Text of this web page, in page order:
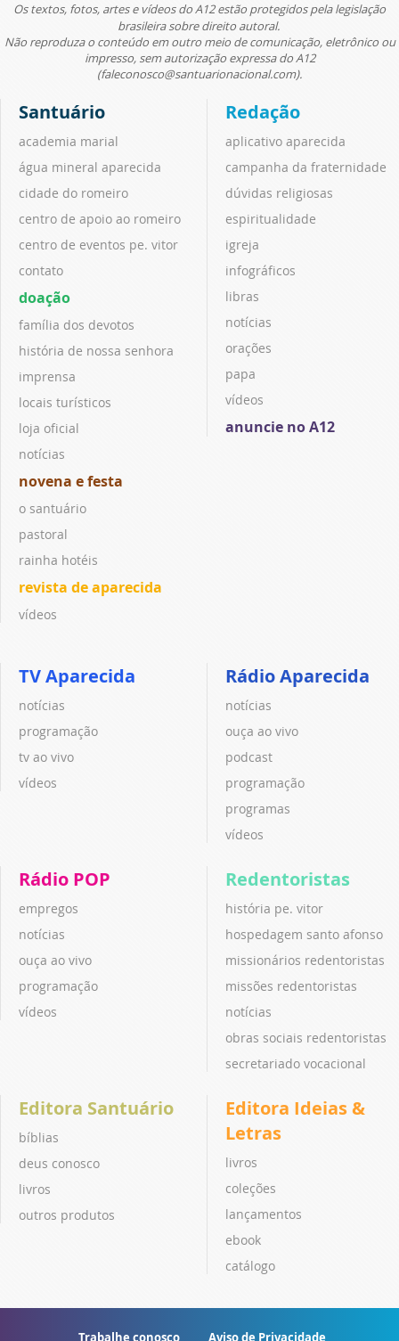
Os textos, fotos, artes e vídeos do A12 estão protegidos pela legislação
brasileira sobre direito autoral.
Não reproduza o conteúdo em outro meio de comunicação, eletrônico ou
impresso, sem autorização expressa do A12
(faleconosco@santuarionacional.com).
Santuário
academia marial
água mineral aparecida
cidade do romeiro
centro de apoio ao romeiro
centro de eventos pe. vitor
contato
doação
família dos devotos
história de nossa senhora
imprensa
locais turísticos
loja oficial
notícias
novena e festa
o santuário
pastoral
rainha hotéis
revista de aparecida
vídeos
Redação
aplicativo aparecida
campanha da fraternidade
dúvidas religiosas
espiritualidade
igreja
infográficos
libras
notícias
orações
papa
vídeos
anuncie no A12
TV Aparecida
notícias
programação
tv ao vivo
vídeos
Rádio Aparecida
notícias
ouça ao vivo
podcast
programação
programas
vídeos
Rádio POP
empregos
notícias
ouça ao vivo
programação
vídeos
Redentoristas
história pe. vitor
hospedagem santo afonso
missionários redentoristas
missões redentoristas
notícias
obras sociais redentoristas
secretariado vocacional
Editora Santuário
bíblias
deus conosco
livros
outros produtos
Editora Ideias &
Letras
livros
coleções
lançamentos
ebook
catálogo
Trabalhe conosco Aviso de Privacidade